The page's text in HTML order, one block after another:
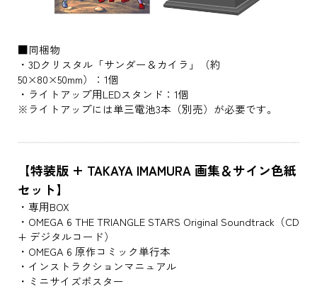
■同梱物
・3Dクリスタル「サンダー＆カイラ」（約
50×80×50mm）：1個
・ライトアップ用LEDスタンド：1個
※ライトアップには単三電池3本（別売）が必要です。
【特装版 + TAKAYA IMAMURA 画集＆サイン色紙
セット】
・専用BOX
・OMEGA 6 THE TRIANGLE STARS Original Soundtrack（CD
+ デジタルコード）
・OMEGA 6 原作コミック単行本
・インストラクションマニュアル
・ミニサイズポスター